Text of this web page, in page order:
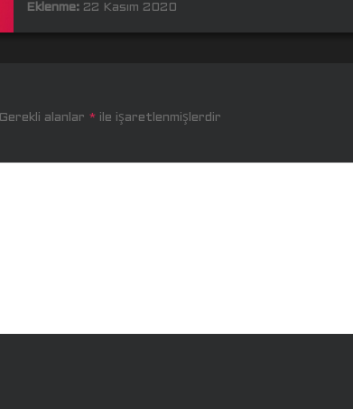
Eklenme:22 Kasım 2020
Gerekli alanlar * ile işaretlenmişlerdir